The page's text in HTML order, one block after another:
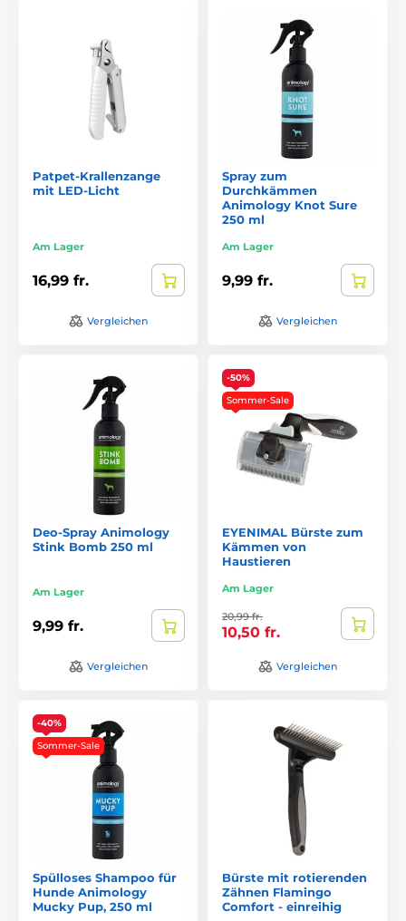
Patpet-Krallenzange
mit LED-Licht
Am Lager
16,99 fr.
Vergleichen
Spray zum
Durchkämmen
Animology Knot Sure
250 ml
Am Lager
9,99 fr.
Vergleichen
Deo-Spray Animology
Stink Bomb 250 ml
Am Lager
9,99 fr.
Vergleichen
-50%
Sommer-Sale
EYENIMAL Bürste zum
Kämmen von
Haustieren
Am Lager
20,99 fr.
10,50 fr.
Vergleichen
-40%
Sommer-Sale
Spülloses Shampoo für
Hunde Animology
Mucky Pup, 250 ml
Bürste mit rotierenden
Zähnen Flamingo
Comfort - einreihig